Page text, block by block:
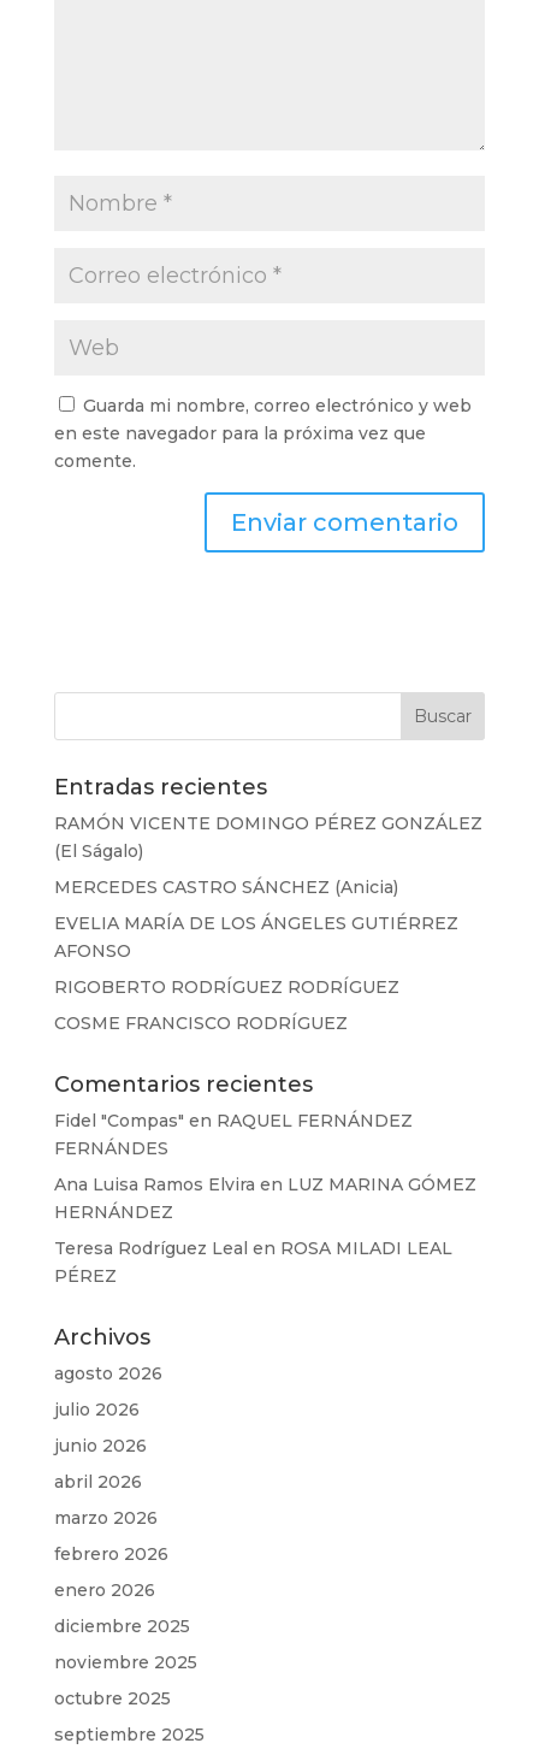
Guarda mi nombre, correo electrónico y web
en este navegador para la próxima vez que
comente.
Entradas recientes
RAMÓN VICENTE DOMINGO PÉREZ GONZÁLEZ
(El Ságalo)
MERCEDES CASTRO SÁNCHEZ (Anicia)
EVELIA MARÍA DE LOS ÁNGELES GUTIÉRREZ
AFONSO
RIGOBERTO RODRÍGUEZ RODRÍGUEZ
COSME FRANCISCO RODRÍGUEZ
Comentarios recientes
Fidel "Compas" en RAQUEL FERNÁNDEZ
FERNÁNDES
Ana Luisa Ramos Elvira en LUZ MARINA GÓMEZ
HERNÁNDEZ
Teresa Rodríguez Leal en ROSA MILADI LEAL
PÉREZ
Archivos
agosto 2026
julio 2026
junio 2026
abril 2026
marzo 2026
febrero 2026
enero 2026
diciembre 2025
noviembre 2025
octubre 2025
septiembre 2025